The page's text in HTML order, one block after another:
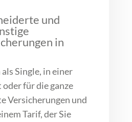
und
in
Single, in einer
für die ganze
Versicherungen und
Tarif, der Sie